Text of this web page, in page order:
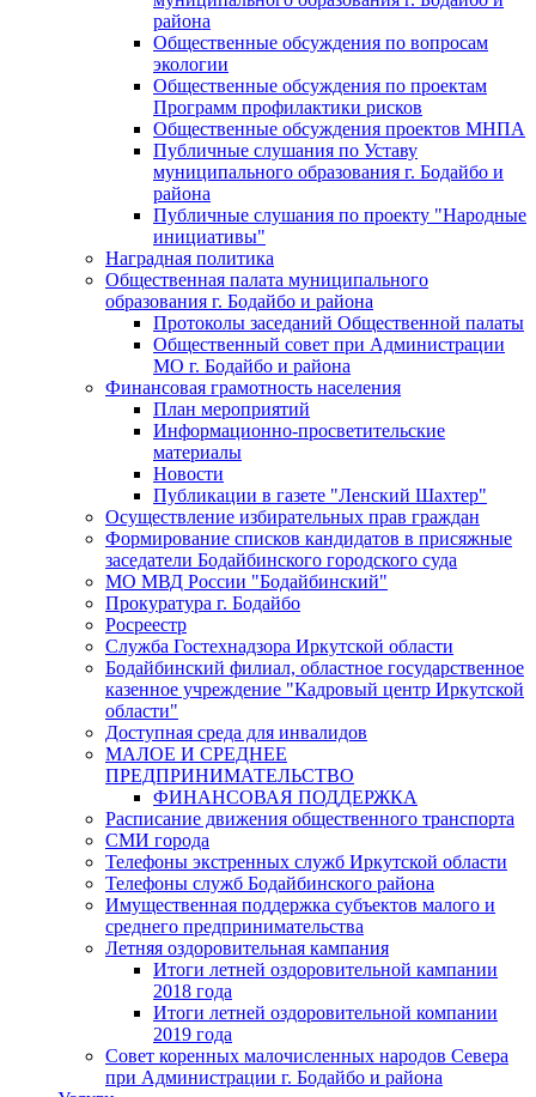
района
Общественные обсуждения по вопросам
экологии
Общественные обсуждения по проектам
Программ профилактики рисков
Общественные обсуждения проектов МНПА
Публичные слушания по Уставу
муниципального образования г. Бодайбо и
района
Публичные слушания по проекту "Народные
инициативы"
Наградная политика
Общественная палата муниципального
образования г. Бодайбо и района
Протоколы заседаний Общественной палаты
Общественный совет при Администрации
МО г. Бодайбо и района
Финансовая грамотность населения
План мероприятий
Информационно-просветительские
материалы
Новости
Публикации в газете "Ленский Шахтер"
Осуществление избирательных прав граждан
Формирование списков кандидатов в присяжные
заседатели Бодайбинского городского суда
МО МВД России "Бодайбинский"
Прокуратура г. Бодайбо
Росреестр
Служба Гостехнадзора Иркутской области
Бодайбинский филиал, областное государственное
казенное учреждение "Кадровый центр Иркутской
области"
Доступная среда для инвалидов
МАЛОЕ И СРЕДНЕЕ
ПРЕДПРИНИМАТЕЛЬСТВО
ФИНАНСОВАЯ ПОДДЕРЖКА
Расписание движения общественного транспорта
СМИ города
Телефоны экстренных служб Иркутской области
Телефоны служб Бодайбинского района
Имущественная поддержка субъектов малого и
среднего предпринимательства
Летняя оздоровительная кампания
Итоги летней оздоровительной кампании
2018 года
Итоги летней оздоровительной компании
2019 года
Совет коренных малочисленных народов Севера
при Администрации г. Бодайбо и района